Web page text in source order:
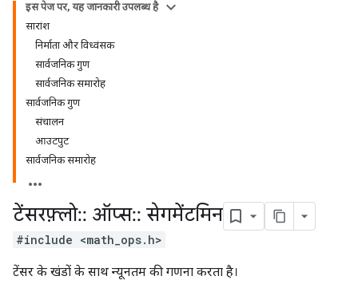
इस पेज पर, यह जानकारी उपलब्ध है
सारांश
निर्माता और विध्वंसक
सार्वजनिक गुण
सार्वजनिक समारोह
सार्वजनिक गुण
संचालन
आउटपुट
सार्वजनिक समारोह
टेंसरफ़्लो:: ऑप्स:: सेगमेंटमिन
#include <math_ops.h>
टेंसर के खंडों के साथ न्यूनतम की गणना करता है।